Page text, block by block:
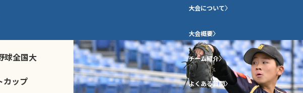
大会について
大会概要
チーム紹介
よくある質問
ーナメ
球全国大
カップ